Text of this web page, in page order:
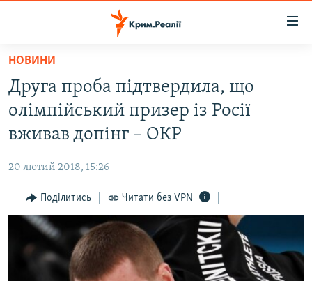
Перейти
основного
матеріалу
до
основної
Перейти
до
пошуку
ВОДА.КРИМ
БЛОГИ
ПОГЛЯД
ІНТЕРВ'Ю
ВСЕ ЗА ДЕНЬ
СПЕЦПРОЕКТИ
НОВИНИ
Друга проба підтвердила, що
олімпійський призер із Росії
вживав допінг – ОКР
20 лютий 2018, 15:26
Поділитись Читати без VPN